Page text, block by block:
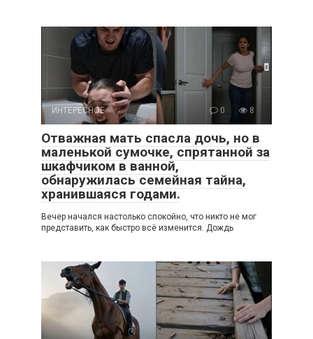
ИНТЕРЕСНОЕ 0 8
Отважная мать спасла дочь, но в
маленькой сумочке, спрятанной за
шкафчиком в ванной,
обнаружилась семейная тайна,
хранившаяся годами.
Вечер начался настолько спокойно, что никто не мог
представить, как быстро всё изменится. Дождь